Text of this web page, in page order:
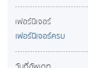
เฟอร์นิเจอร์
เฟอร์นิเจอร์ครบ